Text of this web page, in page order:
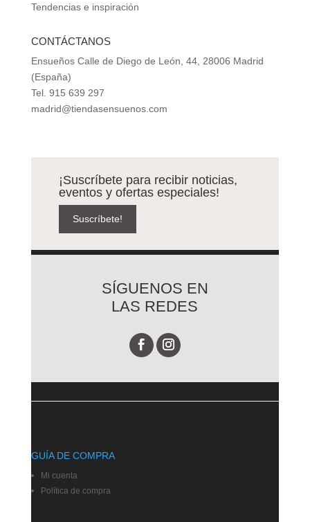
Tendencias e inspiración
CONTÁCTANOS
Ensueños Calle de Diego de León, 44, 28006 Madrid
(España)
Tel. 915 639 297
madrid@tiendasensuenos.com
¡Suscríbete para recibir noticias,
eventos y ofertas especiales!
Suscríbete!
SÍGUENOS EN
LAS REDES
GUÍA DE COMPRA
Mi cuenta
Política de compra